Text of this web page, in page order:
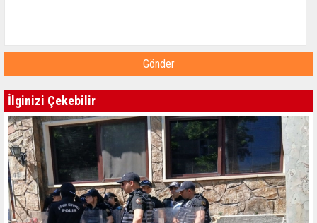
Gönder
İlginizi Çekebilir